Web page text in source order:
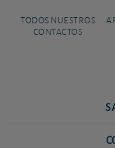
TODOS NUESTROS
CONTACTOS